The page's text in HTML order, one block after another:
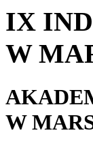
IX
W
W